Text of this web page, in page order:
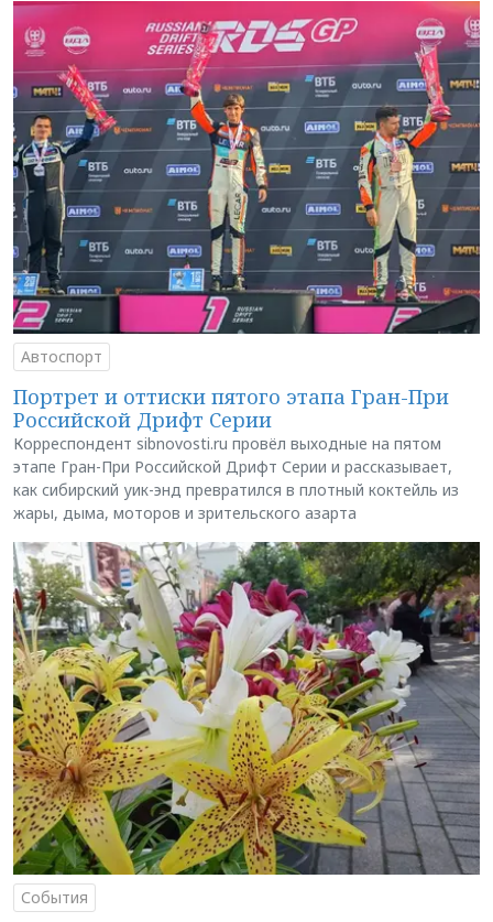
Автоспорт
Портрет и оттиски пятого этапа Гран-При
Российской Дрифт Серии
Корреспондент sibnovosti.ru провёл выходные на пятом
этапе Гран-При Российской Дрифт Серии и рассказывает,
как сибирский уик-энд превратился в плотный коктейль из
жары, дыма, моторов и зрительского азарта
События